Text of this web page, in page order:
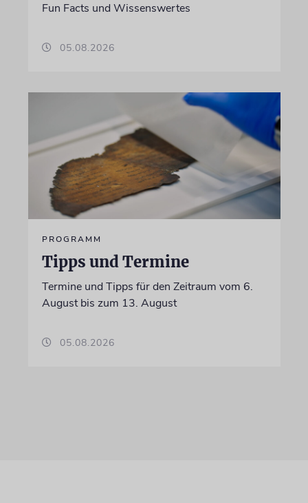
Fun Facts und Wissenswertes
05.08.2026
PROGRAMM
Tipps und Termine
Termine und Tipps für den Zeitraum vom 6.
August bis zum 13. August
05.08.2026